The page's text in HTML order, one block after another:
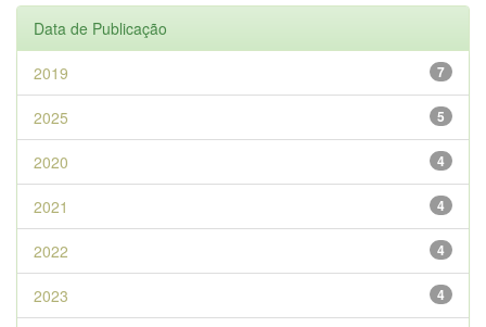
Data de Publicação
7
2019
5
2025
4
2020
4
2021
4
2022
4
2023